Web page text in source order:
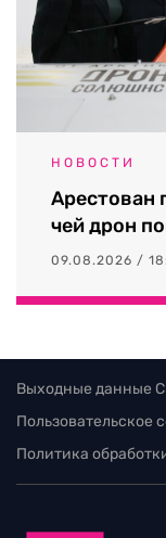
НОВОСТИ
Арестован
чей дрон
09.08.2026 /
Выходные данные
Пользовательское
Политика